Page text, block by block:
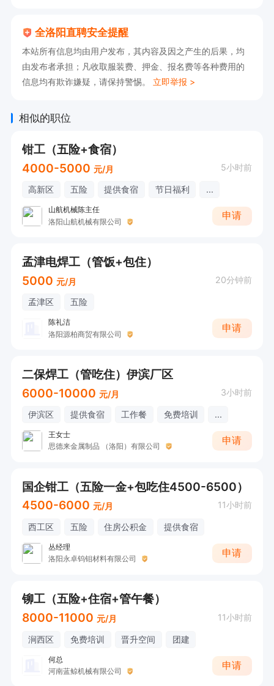
全洛阳直聘安全提醒
本站所有信息均由用户发布，其内容及因之产生的后果，均
由发布者承担；凡收取服装费、押金、报名费等各种费用的
信息均有欺诈嫌疑，请保持警惕。 立即举报 >
相似的职位
钳工（五险+食宿）
4000-5000 元/月 5小时前
高新区 五险 提供食宿 节日福利 ...
山航机械陈主任
洛阳山航机械有限公司
申请
孟津电焊工（管饭+包住）
5000 元/月 20分钟前
孟津区 五险
陈礼洁
洛阳源柏商贸有限公司
申请
二保焊工（管吃住）伊滨厂区
6000-10000 元/月 3小时前
伊滨区 提供食宿 工作餐 免费培训 ...
王女士
思德来金属制品 （洛阳）有限公司
申请
国企钳工（五险一金+包吃住4500-6500）
4500-6000 元/月 11小时前
西工区 五险 住房公积金 提供食宿
丛经理
洛阳永卓钨钼材料有限公司
申请
铆工（五险+住宿+管午餐）
8000-11000 元/月 11小时前
涧西区 免费培训 晋升空间 团建
何总
河南蓝鲸机械有限公司
申请